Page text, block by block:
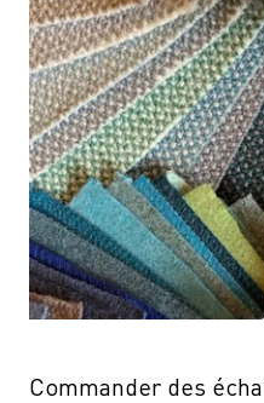
Commander des